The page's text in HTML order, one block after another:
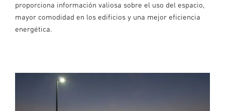
proporciona información valiosa sobre el uso del espacio,
mayor comodidad en los edificios y una mejor eficiencia
energética.